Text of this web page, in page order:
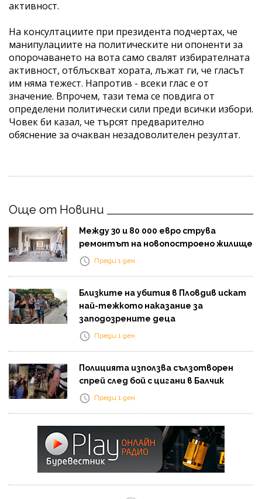
активност.
На консултациите при президента подчертах, че
манипулациите на политическите ни опоненти за
опорочаването на вота само свалят избирателната
активност, отблъскват хората, лъжат ги, че гласът
им няма тежест. Напротив - всеки глас е от
значение. Впрочем, тази тема се повдига от
определени политически сили преди всички избори.
Човек би казал, че търсят предварително
обяснение за очакван незадоволителен резултат.
Още от Новини
Между 30 и 80 000 евро струва
ремонтът на новопостроено жилище
Преди 1 ден
Близките на убития в Пловдив искат
най-тежкото наказание за
заподозрените деца
Преди 1 ден
Полицията използва сълзотворен
спрей след бой с цигани в Балчик
Преди 1 ден